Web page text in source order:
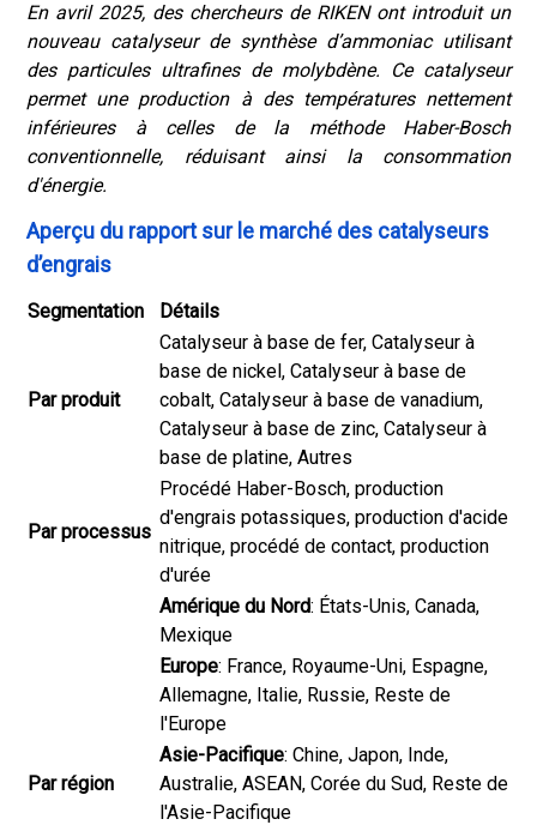
En avril 2025, des chercheurs de RIKEN ont introduit un
nouveau catalyseur de synthèse d’ammoniac utilisant
des particules ultrafines de molybdène. Ce catalyseur
permet une production à des températures nettement
inférieures à celles de la méthode Haber-Bosch
conventionnelle, réduisant ainsi la consommation
d'énergie.
Aperçu du rapport sur le marché des catalyseurs
d’engrais
Segmentation Détails
Par produit
Catalyseur à base de fer, Catalyseur à
base de nickel, Catalyseur à base de
cobalt, Catalyseur à base de vanadium,
Catalyseur à base de zinc, Catalyseur à
base de platine, Autres
Par processus
Procédé Haber-Bosch, production
d'engrais potassiques, production d'acide
nitrique, procédé de contact, production
d'urée
Par région
Amérique du Nord: États-Unis, Canada,
Mexique
Europe: France, Royaume-Uni, Espagne,
Allemagne, Italie, Russie, Reste de
l'Europe
Asie-Pacifique: Chine, Japon, Inde,
Australie, ASEAN, Corée du Sud, Reste de
l'Asie-Pacifique